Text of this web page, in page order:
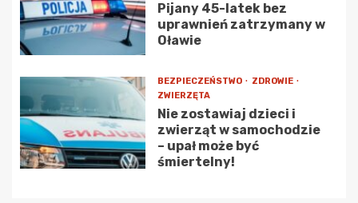
Pijany 45-latek bez
uprawnień zatrzymany w
Oławie
BEZPIECZEŃSTWO
ZDROWIE
ZWIERZĘTA
Nie zostawiaj dzieci i
zwierząt w samochodzie
– upał może być
śmiertelny!